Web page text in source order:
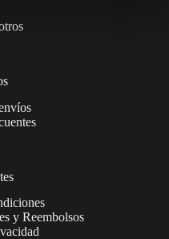
y Reembolsos